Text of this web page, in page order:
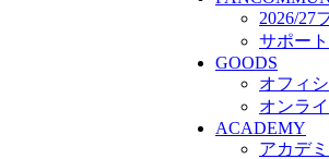
パート
クラブ
クラブ情
サステ
Web制
応援プロ
2026/27
サポー
GOODS
オフィ
オンラ
ACADEMY
アカデ